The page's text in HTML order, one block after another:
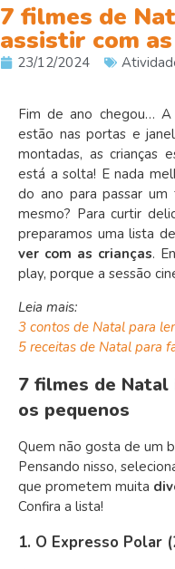
7 filmes de
assistir com
23/12/2024
Fim de ano chegou…
estão nas portas e
montadas, as crianças
está a solta! E nada
do ano para passar
mesmo? Para curtir
preparamos uma lista de
ver com as crianças.
play, porque a sessão
Leia mais:
3 contos de Natal para
5 receitas de Natal para
7 filmes de Natal
os pequenos
Quem não gosta de um
Pensando nisso,
que prometem muita
Confira a lista!
1. O Expresso Polar